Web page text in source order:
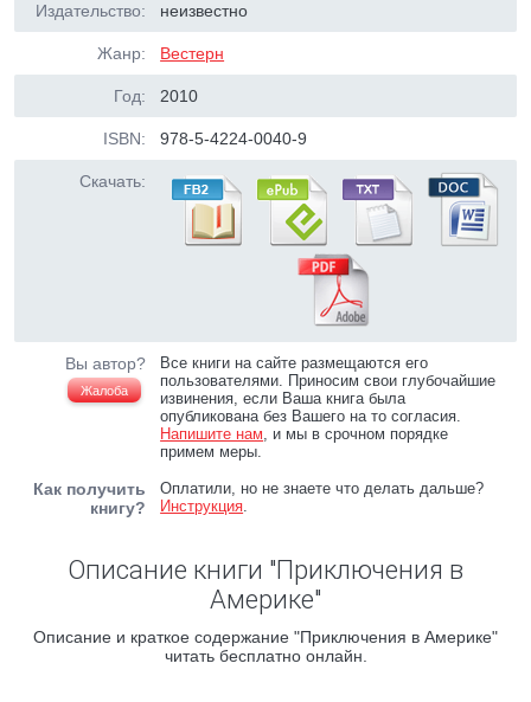
Издательство: неизвестно
Жанр: Вестерн
Год: 2010
ISBN: 978-5-4224-0040-9
Скачать:
Вы автор?
Жалоба
Все книги на сайте размещаются его
пользователями. Приносим свои глубочайшие
извинения, если Ваша книга была
опубликована без Вашего на то согласия.
Напишите нам, и мы в срочном порядке
примем меры.
Как получить
книгу?
Оплатили, но не знаете что делать дальше?
Инструкция.
Описание книги "Приключения в
Америке"
Описание и краткое содержание "Приключения в Америке"
читать бесплатно онлайн.